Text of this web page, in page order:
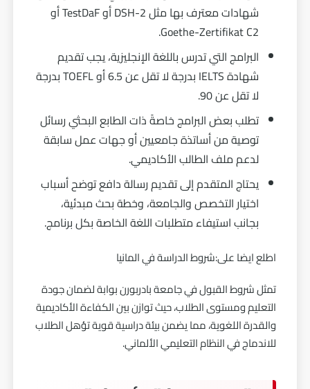
شهادات معترف بها مثل DSH-2 أو TestDaF أو
Goethe-Zertifikat C2.
البرامج التي تدرس باللغة الإنجليزية، يجب تقديم
شهادة IELTS بدرجة لا تقل عن 6.5 أو TOEFL بدرجة
لا تقل عن 90.
تطلب بعض البرامج خاصةً ذات الطابع البحثي رسائل
توصية من أساتذة جامعيين أو جهات عمل سابقة
لدعم ملف الطالب الأكاديمي.
يحتاج المتقدم إلى تقديم رسالة دافع توضح أسباب
اختيار التخصص والجامعة، وخطة بحث مبدئية،
بجانب استيفاء متطلبات اللغة الخاصة بكل برنامج.
اطلع ايضا على:شروط الدراسة في المانيا
تمثل شروط القبول في جامعة بادربورن بوابة لضمان جودة
التعليم ومستوى الطلاب، حيث توازن بين الكفاءة الأكاديمية
والقدرة اللغوية، مما يضمن بيئة دراسية قوية تؤهل الطلاب
للاندماج في النظام التعليمي الألماني.